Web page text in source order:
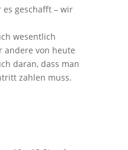
geschafft – wir
wesentlich
andere von heute
daran, dass man
zahlen muss.